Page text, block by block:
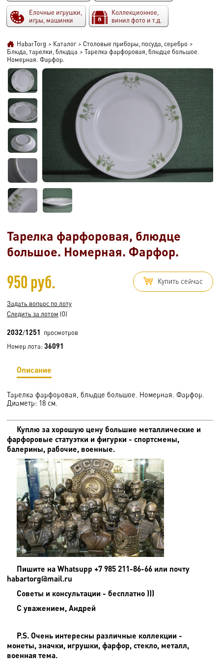
Елочные игрушки,
игры, машинки
Коллекционное,
винил фото и т.д.
HabarTorg > Каталог > Столовые приборы, посуда, серебро >
Блюда, тарелки, блюдца > Тарелка фарфоровая, блюдце большое.
Номерная. Фарфор.
Тарелка фарфоровая, блюдце
большое. Номерная. Фарфор.
950 руб. Купить сейчас
Задать вопрос по лоту
Следить за лотом (0)
2032/1251 просмотров
Номер лота: 36091
Описание
Тарелка фарфоровая, блюдце большое. Номерная. Фарфор.
Диаметр: 18 см.
Куплю за хорошую цену большие металлические и
фарфоровые статуэтки и фигурки - спортсмены,
балерины, рабочие, военные.
Пишите на Whatsupp +7 985 211-86-66 или почту
habartorg@mail.ru
Советы и консультации - бесплатно )))
С уважением, Андрей
P.S. Очень интересны различные коллекции -
монеты, значки, игрушки, фарфор, стекло, металл,
военная тема.